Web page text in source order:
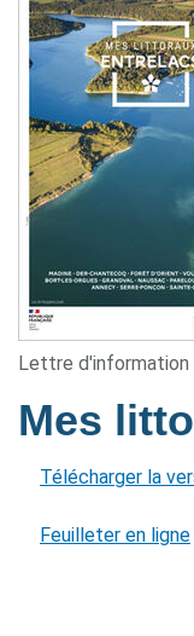
Lettre d'information
Mes
Télécharger la
Feuilleter en ligne